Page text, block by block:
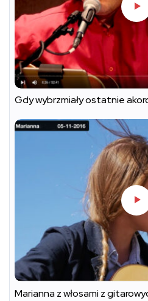
Gdy wybrzmiały ostatnie
Marianna z włosami z